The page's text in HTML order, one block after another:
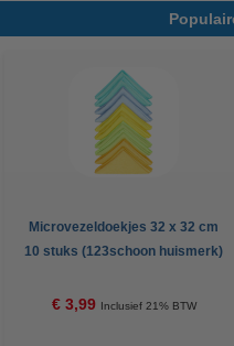
Microvezeldoekjes 32 x 32 cm
10 stuks (123schoon huismerk)
€ 3,99 Inclusief 21% BTW